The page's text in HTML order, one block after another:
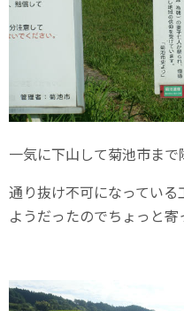
一気に下山して菊池市まで
通り抜け不可になってい
ようだったのでちょっと寄